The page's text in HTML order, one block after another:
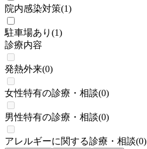
院内感染対策(1)
駐車場あり (1)
診療内容
発熱外来(0)
女性特有の診療・相談(0)
男性特有の診療・相談(0)
アレルギーに関する診療・相談(0)